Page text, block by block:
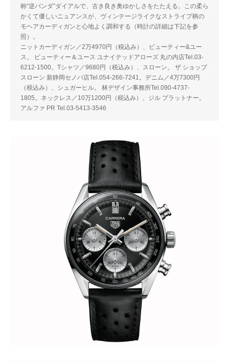
称“逆パンダ”ダイアルで、古き良き奥ゆかしさをたたえる。この柔ら
かくて優しいニュアンスが、ヴィンテージライクなストライプ柄の
モヘアカーディガンと心地よく調和する（時計の詳細は下記を参
照）。
ニットカーディガン／2万4970円（税込み）、ビューティー&ユー
ス。 ビューティー＆ユース ユナイテッドアローズ 丸の内店Tel.03-
6212-1500。Tシャツ／9680円（税込み）、スローン。 ザ ショップ
スローン 新静岡セノバ店Tel.054-266-7241。デニム／4万7300円
（税込み）、シュガーヒル。 林デザイン事務所Tel.090-4737-
1805。ネックレス／10万1200円（税込み）、ジル プラットナー。
アルファ PR Tel.03-5413-3546